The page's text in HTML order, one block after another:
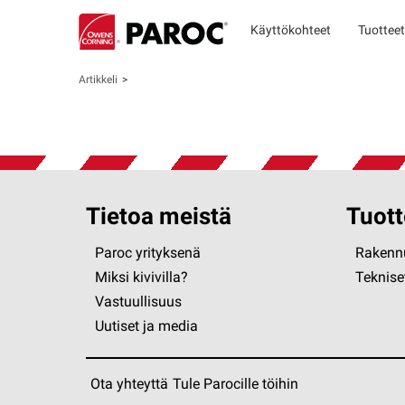
Käyttökohteet Tuotteet
Artikkeli
Tietoa meistä
Paroc yrityksenä
Miksi kivivilla?
Vastuullisuus
Uutiset ja media
Ota yhteyttä Tule Parocille töihin